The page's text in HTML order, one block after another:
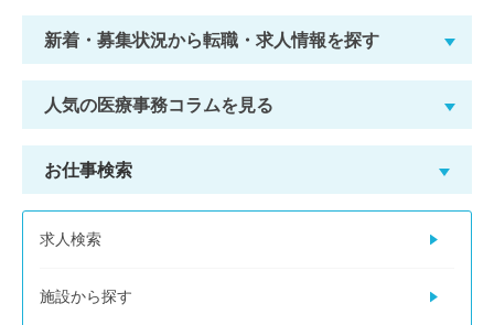
新着・募集状況から転職・求人情報を探す
人気の医療事務コラムを見る
お仕事検索
求人検索
施設から探す